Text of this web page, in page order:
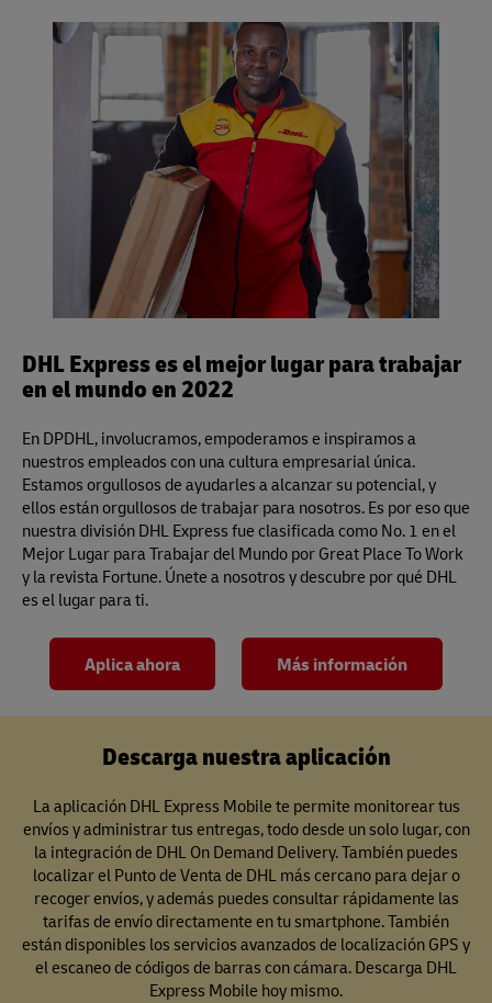
toda la información, o visiteaquí
para centímetros/kilos) y aplica para los servicios Same
Day, Time Definite y Day Definite de DHL Express.
preempacar su envío, pero por favor asegúrese de dejarlo
sin sellar para la inspección.
DHL Express es el mejor lugar para trabajar
en el mundo en 2022
En DPDHL, involucramos, empoderamos e inspiramos a
nuestros empleados con una cultura empresarial única.
Estamos orgullosos de ayudarles a alcanzar su potencial, y
ellos están orgullosos de trabajar para nosotros. Es por eso que
nuestra división DHL Express fue clasificada como No. 1 en el
Mejor Lugar para Trabajar del Mundo por Great Place To Work
y la revista Fortune. Únete a nosotros y descubre por qué DHL
es el lugar para ti.
Aplica ahora Más información
Descarga nuestra aplicación
La aplicación DHL Express Mobile te permite monitorear tus
envíos y administrar tus entregas, todo desde un solo lugar, con
la integración de DHL On Demand Delivery. También puedes
localizar el Punto de Venta de DHL más cercano para dejar o
recoger envíos, y además puedes consultar rápidamente las
tarifas de envío directamente en tu smartphone. También
están disponibles los servicios avanzados de localización GPS y
el escaneo de códigos de barras con cámara. Descarga DHL
Express Mobile hoy mismo.